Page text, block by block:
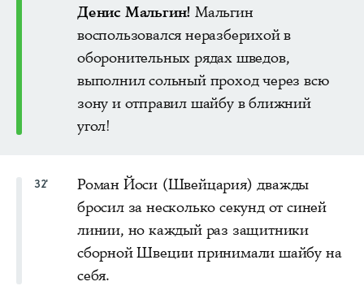
Денис Мальгин! Мальгин
воспользовался неразберихой в
оборонительных рядах шведов,
выполнил сольный проход через всю
зону и отправил шайбу в ближний
угол!
32'
Роман Йоси (Швейцария) дважды
бросил за несколько секунд от синей
линии, но каждый раз защитники
сборной Швеции принимали шайбу на
себя.